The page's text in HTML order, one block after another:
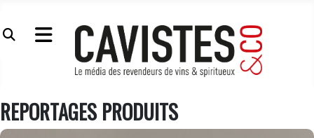
REPORTAGES PRODUITS